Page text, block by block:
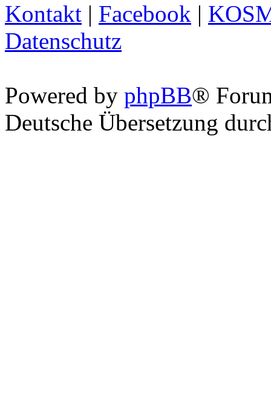
Kontakt | Facebook |
Datenschutz
Powered by phpBB®
Deutsche Übersetzung